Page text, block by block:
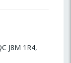
J8M 1R4,